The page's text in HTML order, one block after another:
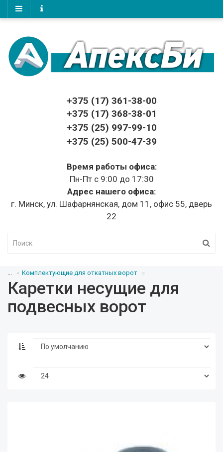
+375 (17) 361-38-00
+375 (17) 368-38-01
+375 (25) 997-99-10
+375 (25) 500-47-39
Время работы офиса:
Пн-Пт с 9:00 до 17:30
Адрес нашего офиса:
г. Минск, ул. Шафарнянская, дом 11, офис 55, дверь
22
Комплектующие для откатных ворот
Каретки несущие для
подвесных ворот